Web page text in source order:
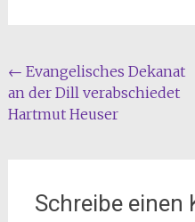
Beitragsnavigation
← Evangelisches Dekanat
an der Dill verabschiedet
Hartmut Heuser
Schreibe einen